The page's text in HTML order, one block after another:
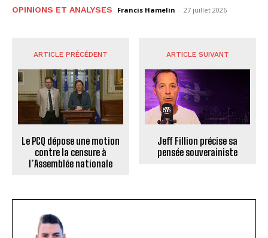
OPINIONS ET ANALYSES Francis Hamelin - 27 juillet 2026
ARTICLE PRÉCÉDENT
Le PCQ dépose une motion
contre la censure à
l’Assemblée nationale
ARTICLE SUIVANT
Jeff Fillion précise sa
pensée souverainiste